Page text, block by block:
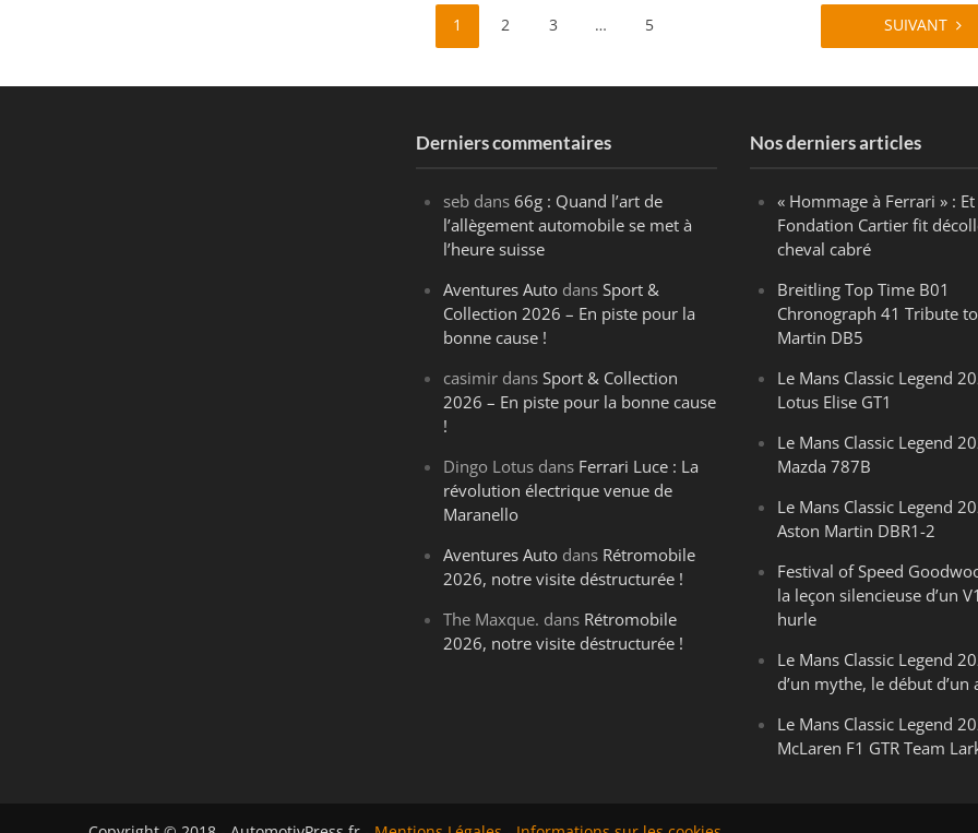
1 2 3 … 5 SUIVANT
Derniers commentaires
seb dans66g : Quand l’art de
l’allègement automobile se met à
l’heure suisse
Aventures Auto dansSport &
Collection 2026 – En piste pour la
bonne cause !
casimir dansSport & Collection
2026 – En piste pour la bonne cause
!
Dingo Lotus dans Ferrari Luce : La
révolution électrique venue de
Maranello
Aventures Auto dans Rétromobile
2026, notre visite déstructurée !
The Maxque. dans Rétromobile
2026, notre visite déstructurée !
Nos derniers articles
« Hommage à Ferrari » : Et
Fondation Cartier fit
cheval cabré
Breitling Top Time B01
Chronograph 41 Tribute
Martin DB5
Le Mans Classic Legend
Lotus Elise GT1
Le Mans Classic Legend
Mazda 787B
Le Mans Classic Legend
Aston Martin DBR1-2
Festival of Speed
la leçon silencieuse d’un
hurle
Le Mans Classic Legend
d’un mythe, le début d’un
Le Mans Classic Legend
McLaren F1 GTR Team